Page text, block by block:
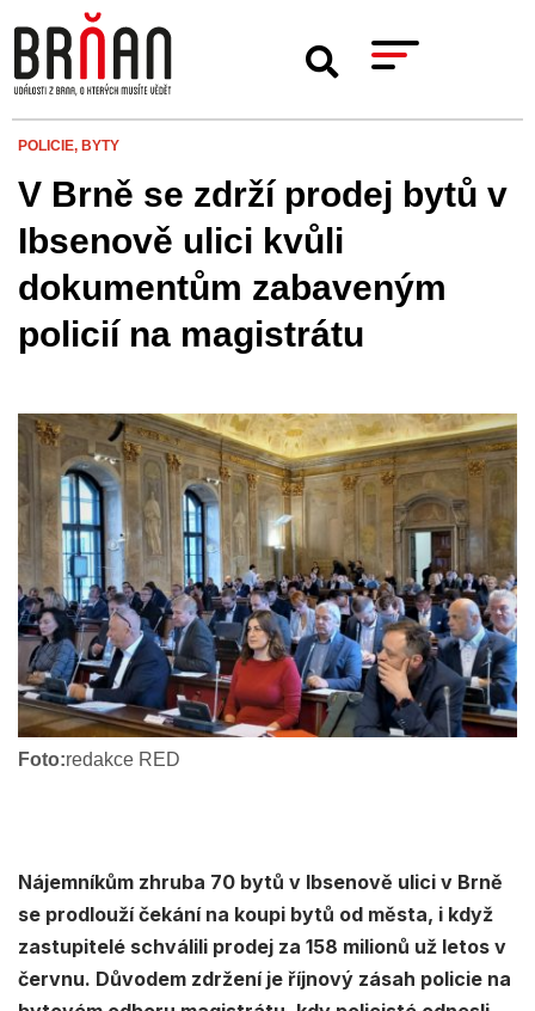
POLICIE, BYTY
V Brně se zdrží prodej bytů v
Ibsenově ulici kvůli
dokumentům zabaveným
policií na magistrátu
Foto:redakce RED
Nájemníkům zhruba 70 bytů v Ibsenově ulici v Brně
se prodlouží čekání na koupi bytů od města, i když
zastupitelé schválili prodej za 158 milionů už letos v
červnu. Důvodem zdržení je říjnový zásah policie na